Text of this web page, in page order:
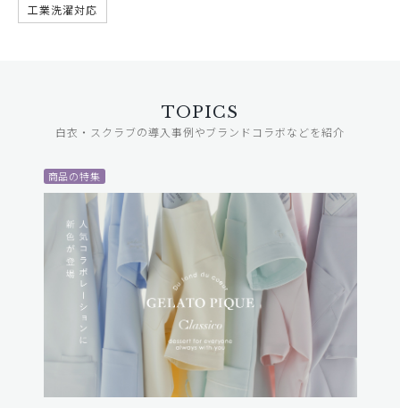
工業洗濯対応
TOPICS
白衣・スクラブの導入事例やブランドコラボなどを紹介
商品の特集